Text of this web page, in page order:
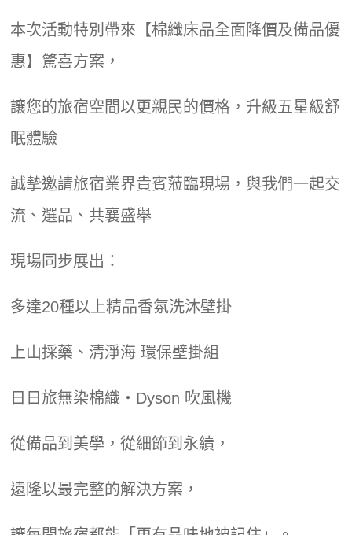
本次活動特別帶來【棉織床品全面降價及備品優
惠】驚喜方案，
讓您的旅宿空間以更親民的價格，升級五星級舒
眠體驗
誠摯邀請旅宿業界貴賓蒞臨現場，與我們一起交
流、選品、共襄盛舉
現場同步展出：
多達20種以上精品香氛洗沐壁掛
上山採藥、清淨海 環保壁掛組
日日旅無染棉織・Dyson 吹風機
從備品到美學，從細節到永續，
遠隆以最完整的解決方案，